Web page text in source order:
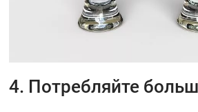
4. Потребляйте